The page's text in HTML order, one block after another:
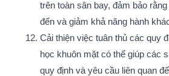
trên toàn sân bay, đảm bảo
đến và giảm khả năng hành
Cải thiện việc tuân thủ các quy
học khuôn mặt có thể giúp các
quy định và yêu cầu liên quan